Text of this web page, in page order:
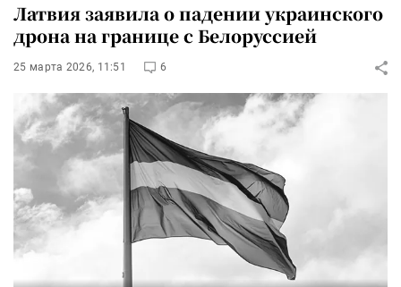
Латвия заявила о падении украинского
дрона на границе с Белоруссией
25 марта 2026, 11:51 6